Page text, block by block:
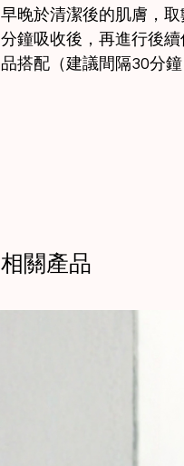
早晚於清潔後的肌膚，
分鐘吸收後，再進行後
品搭配（建議間隔30分
相關產品